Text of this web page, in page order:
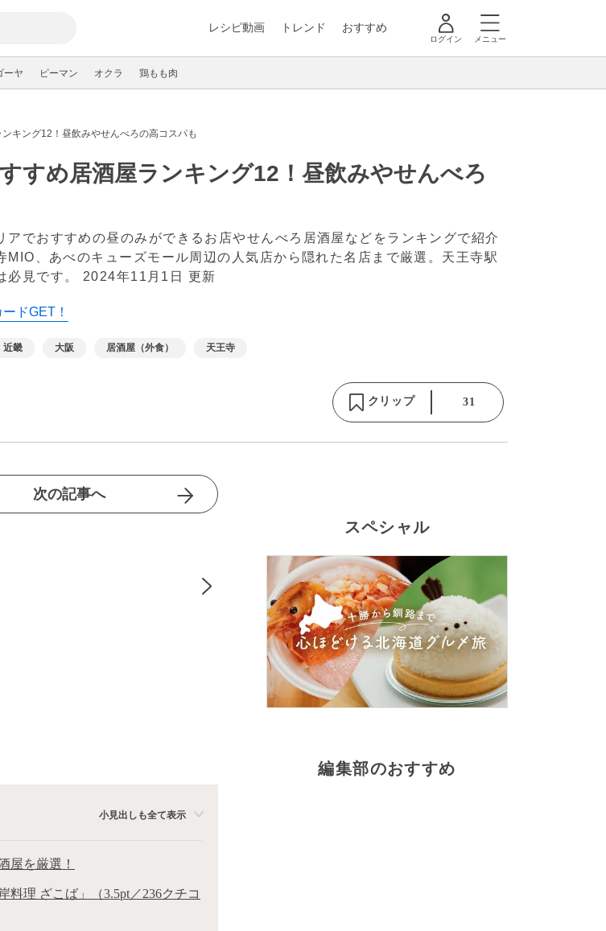
レシピ動画 トレンド おすすめ
ログイン メニュー
ーヤ ピーマン オクラ 鶏もも肉
キング12！昼飲みやせんべろの高コスパも
すめ居酒屋ランキング12！昼飲みやせんべろ
アでおすすめの昼のみができるお店やせんべろ居酒屋などをランキングで紹介
MIO、あべのキューズモール周辺の人気店から隠れた名店まで厳選。天王寺駅
必見です。 2024年11月1日 更新
ドGET！
近畿 大阪 居酒屋（外食） 天王寺
クリップ 31
次の記事へ
小見出しも全て表示
屋を厳選！
料理 ざこば」（3.5pt／236クチコ
スペシャル
編集部のおすすめ